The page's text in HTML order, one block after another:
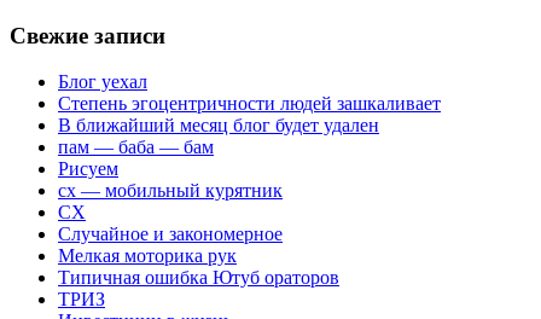
Свежие записи
Блог уехал
Степень эгоцентричности людей зашкаливает
В ближайший месяц блог будет удален
пам — баба — бам
Рисуем
сх — мобильный курятник
СХ
Случайное и закономерное
Мелкая моторика рук
Типичная ошибка Ютуб ораторов
ТРИЗ